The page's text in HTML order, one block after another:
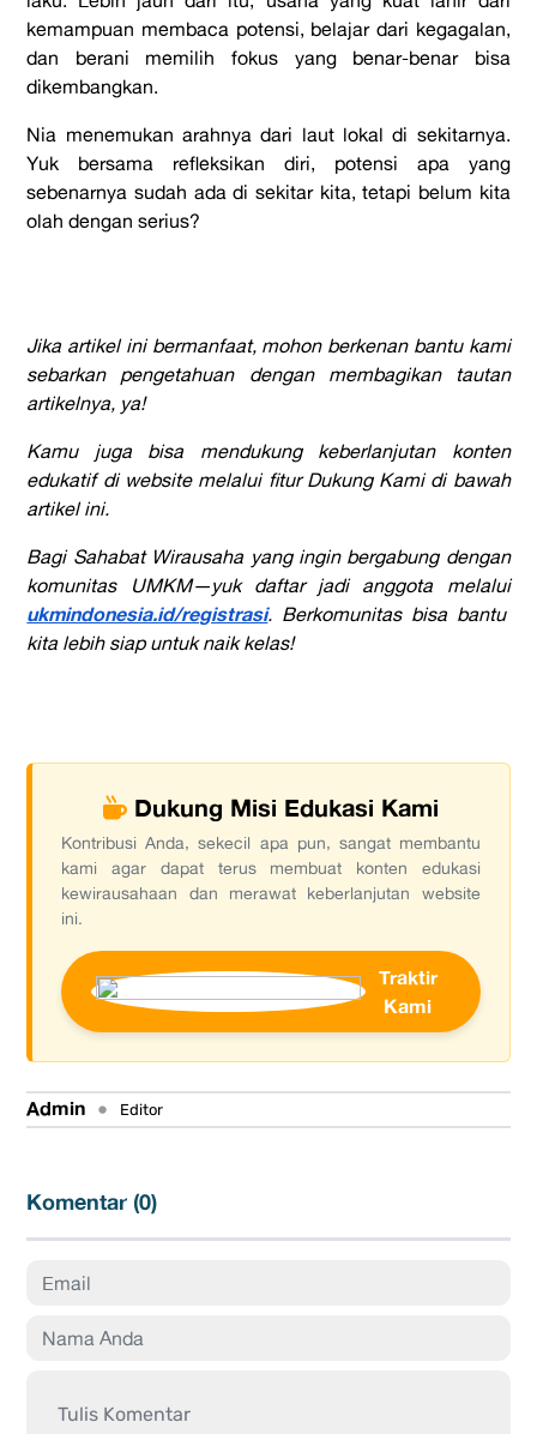
kemampuan membaca potensi, belajar dari kegagalan,
dan berani memilih fokus yang benar-benar bisa
dikembangkan.
Nia menemukan arahnya dari laut lokal di sekitarnya.
Yuk bersama refleksikan diri, potensi apa yang
sebenarnya sudah ada di sekitar kita, tetapi belum kita
olahdengan serius?
Jika artikel ini bermanfaat, mohon berkenan bantu kami
sebarkan pengetahuan dengan membagikan tautan
artikelnya, ya!
Kamu juga bisa mendukung keberlanjutan konten
edukatif di website melalui fitur Dukung Kami di bawah
artikel ini.
Bagi Sahabat Wirausaha yang ingin bergabung dengan
komunitas UMKM—yuk daftar jadi anggota melalui
ukmindonesia.id/registrasi. Berkomunitas bisa bantu
kita lebih siap untuk naik kelas!
Dukung Misi Edukasi Kami
Kontribusi Anda, sekecil apa pun, sangat membantu
kami agar dapat terus membuat konten edukasi
kewirausahaan dan merawat keberlanjutan website
ini.
Traktir
Kami
Admin • Editor
Komentar (0)